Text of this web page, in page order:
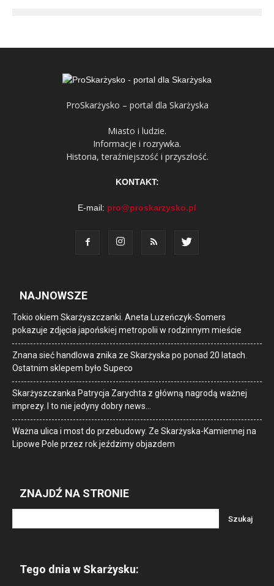
ProSkarżysko – portal dla Skarżyska
Miasto i ludzie.
Informacje i rozrywka.
Historia, teraźniejszość i przyszłość.
KONTAKT:
E-mail: pro@proskarzysko.pl
NAJNOWSZE
Tokio okiem Skarżyszczanki. Aneta Luzeńczyk-Somers
pokazuje zdjęcia japońskiej metropolii w rodzinnym mieście
Znana sieć handlowa znika ze Skarżyska po ponad 20 latach.
Ostatnim sklepem było Supeco
Skarżyszczanka Patrycja Zarychta z główną nagrodą ważnej
imprezy. I to nie jedyny dobry news…
Ważna ulica i most do przebudowy. Ze Skarżyska-Kamiennej na
Lipowe Pole przez rok jeździmy objazdem
ZNAJDŹ NA STRONIE
Tego dnia w Skarżysku: